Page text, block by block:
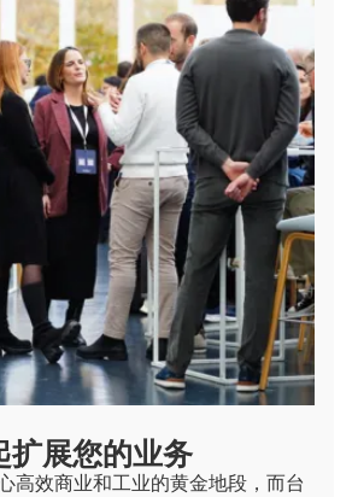
扩展您的业务
高效商业和工业的黄金地段，而台